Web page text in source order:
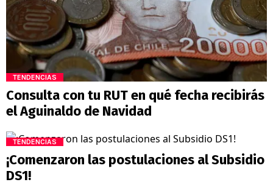
TENDENCIAS
Consulta con tu RUT en qué fecha recibirás
el Aguinaldo de Navidad
TENDENCIAS
¡Comenzaron las postulaciones al Subsidio
DS1!